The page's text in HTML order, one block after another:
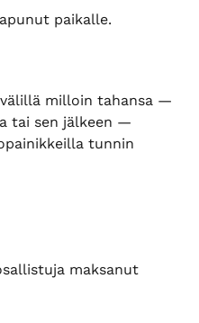
paikalle.
milloin tahansa —
tai sen jälkeen —
tunnin
maksanut